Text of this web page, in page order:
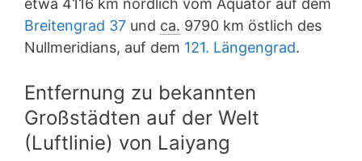
etwa 4116 km nördlich vom Äquator auf dem
Breitengrad 37 und ca. 9790 km östlich des
Nullmeridians, auf dem 121. Längengrad.
Entfernung zu bekannten
Großstädten auf der Welt
(Luftlinie) von Laiyang